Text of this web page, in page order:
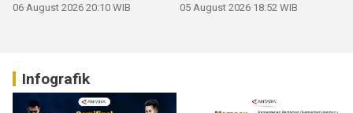
06 August 2026 20:10 WIB 05 August 2026 18:52 WIB
Infografik